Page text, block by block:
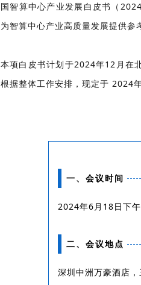
会
活
通
知
案
例
国智算中心产业发展白皮书（
为智算中心产业高质量发展提供参
本项白皮书计划于2024年12月在
根据整体工作安排，现定于 2024
一、会议时间
2024年6月18日下
二、会议地点
深圳中洲万豪酒店